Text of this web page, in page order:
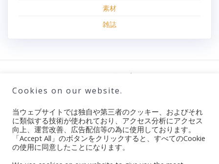
素材
雑誌
100円ロボット部
© 2026年 100円ロボット部.
ブログ
100円ロボット部とは
Cookies on our website.
当ウェブサイトでは独自や第三者のクッキー、およびそれ
に類似する技術が使われており、アクセス分析にアクセス
向上、運営改善、広告配信等の為に使用しております。
「Accept All」のボタンをクリックすると、すべてのCookie
の使用に同意したことになります。